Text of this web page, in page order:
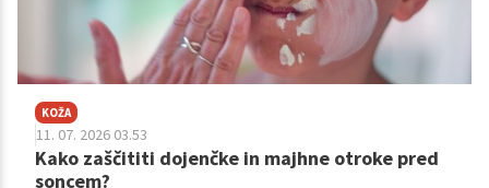
KOŽA
11. 07. 2026 03.53
Kako zaščititi dojenčke in majhne otroke pred
soncem?